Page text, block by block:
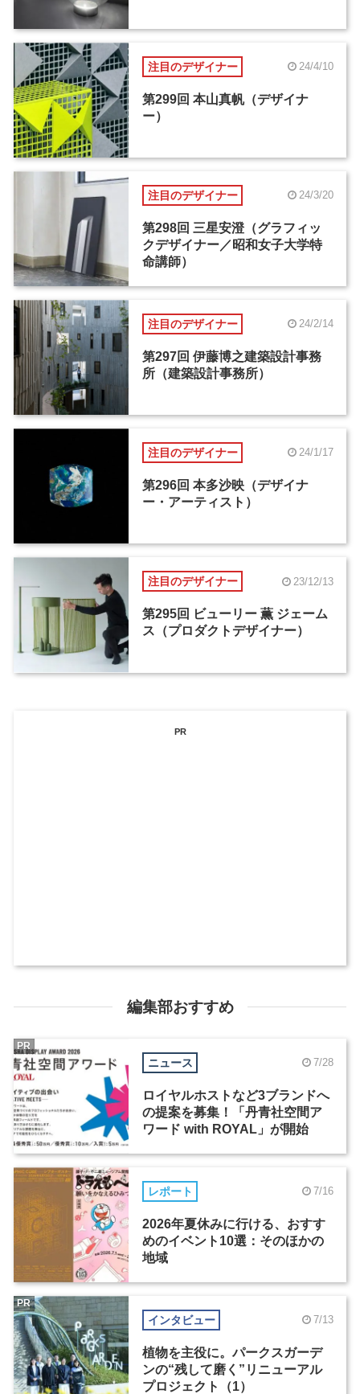
注目のデザイナー 24/4/10
第299回 本山真帆（デザイナ
ー）
注目のデザイナー 24/3/20
第298回 三星安澄（グラフィッ
クデザイナー／昭和女子大学特
命講師）
注目のデザイナー 24/2/14
第297回 伊藤博之建築設計事務
所（建築設計事務所）
注目のデザイナー 24/1/17
第296回 本多沙映（デザイナ
ー・アーティスト）
注目のデザイナー 23/12/13
第295回 ビューリー 薫 ジェーム
ス（プロダクトデザイナー）
PR
編集部おすすめ
ニュース 7/28
ロイヤルホストなど3ブランドへ
の提案を募集！「丹青社空間ア
ワード with ROYAL」が開始
PR
レポート 7/16
2026年夏休みに行ける、おすす
めのイベント10選：そのほかの
地域
インタビュー 7/13
植物を主役に。パークスガーデ
ンの“残して磨く”リニューアル
プロジェクト（1）
PR